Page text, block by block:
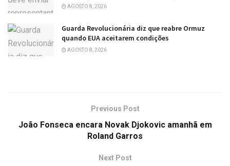
AGOSTO 8, 2026
Guarda Revolucionária diz que reabre Ormuz
quando EUA aceitarem condições
AGOSTO 8, 2026
Previous Post
João Fonseca encara Novak Djokovic amanhã em
Roland Garros
Next Post